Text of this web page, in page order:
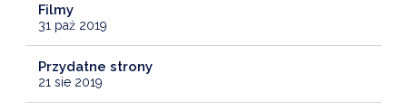
Filmy
31 paź 2019
Przydatne strony
21 sie 2019